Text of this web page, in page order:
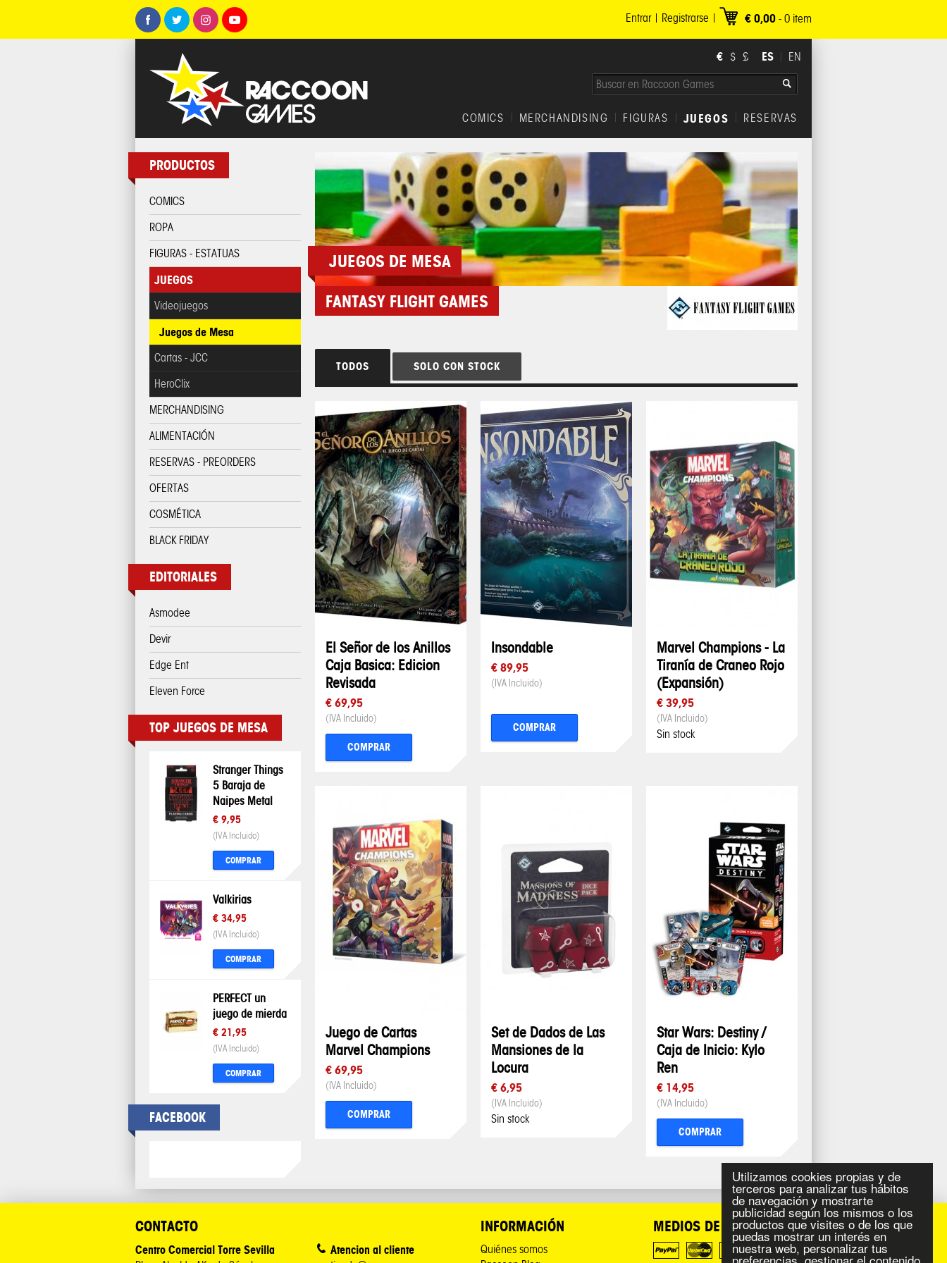
Utilizamos cookies propias y de
terceros para analizar tus hábitos
de navegación y mostrarte
publicidad según los mismos o los
productos que visites o de los que
puedas mostrar un interés en
nuestra web, personalizar tus
€ 0,00 - 0 item
Registrarse
Entrar
€ $ £ ES EN
RESERVAS
JUEGOS
FIGURAS
MERCHANDISING
COMICS
PRODUCTOS
COMICS
ROPA
FIGURAS - ESTATUAS
JUEGOS
Videojuegos
Juegos de Mesa
Cartas - JCC
HeroClix
MERCHANDISING
ALIMENTACIÓN
RESERVAS - PREORDERS
OFERTAS
COSMÉTICA
BLACK FRIDAY
EDITORIALES
Asmodee
Devir
Edge Ent
Eleven Force
TOP JUEGOS DE MESA
Stranger Things
5 Baraja de
Naipes Metal
€ 9,95
(IVA Incluido)
COMPRAR
Valkirias
€ 34,95
(IVA Incluido)
COMPRAR
PERFECT un
juego de mierda
€ 21,95
(IVA Incluido)
COMPRAR
FACEBOOK
JUEGOS DE MESA
FANTASY FLIGHT GAMES
TODOS SOLO CON STOCK
El Señor de los Anillos
Caja Basica: Edicion
Revisada
€ 69,95
(IVA Incluido)
COMPRAR
Insondable
€ 89,95
(IVA Incluido)
COMPRAR
Marvel Champions - La
Tiranía de Craneo Rojo
(Expansión)
€ 39,95
(IVA Incluido)
Sin stock
Juego de Cartas
Marvel Champions
€ 69,95
(IVA Incluido)
COMPRAR
Set de Dados de Las
Mansiones de la
Locura
€ 6,95
(IVA Incluido)
Sin stock
Star Wars: Destiny /
Caja de Inicio: Kylo
Ren
€ 14,95
(IVA Incluido)
COMPRAR
CONTACTO
Centro Comercial Torre Sevilla Atencion al cliente
INFORMACIÓN
Quiénes somos
MEDIOS DE PAGO